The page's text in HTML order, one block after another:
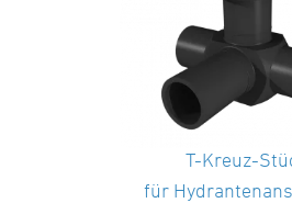
T-Kreuz-
für